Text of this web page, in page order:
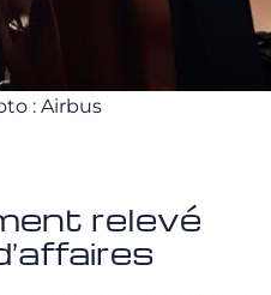
: Airbus
relevé